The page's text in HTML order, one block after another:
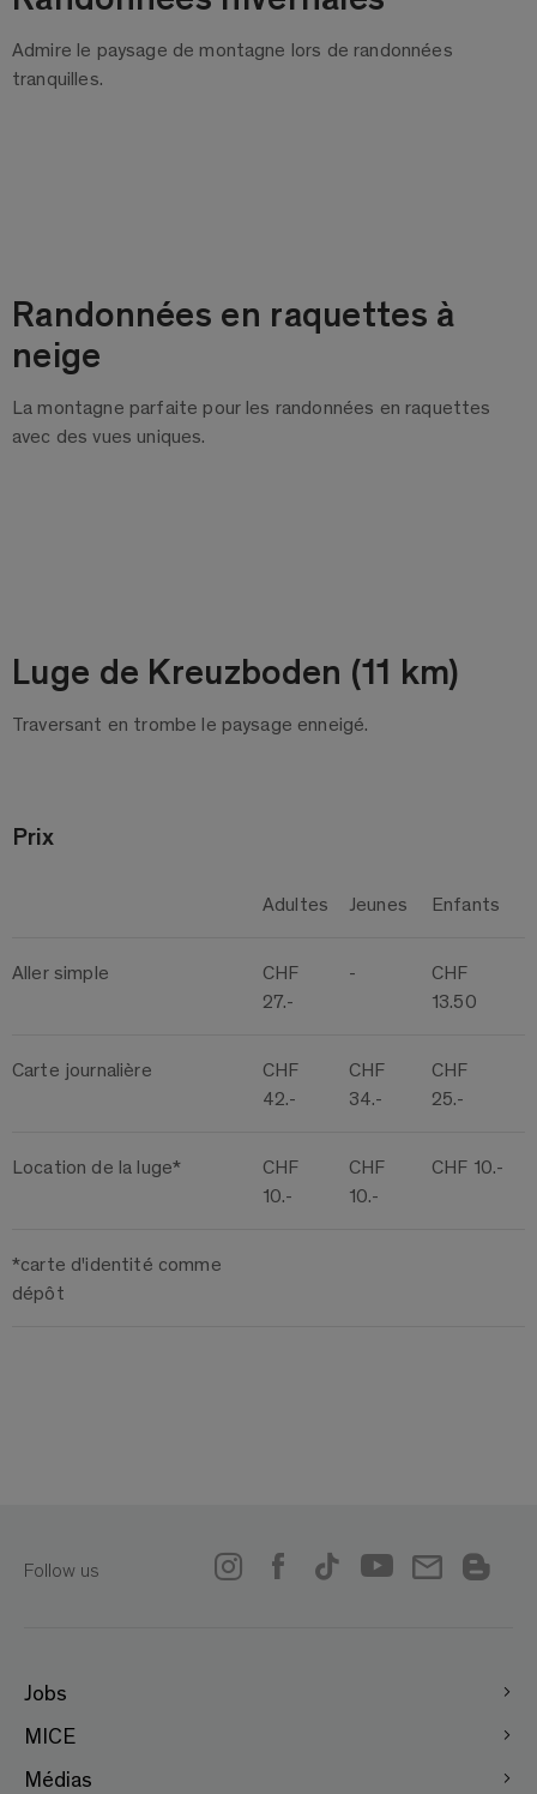
Admire le paysage de montagne lors de randonnées
tranquilles.
Randonnées en raquettes à
neige
La montagne parfaite pour les randonnées en raquettes
avec des vues uniques.
Luge de Kreuzboden (11 km)
Traversant en trombe le paysage enneigé.
Prix
Adultes Jeunes Enfants
Aller simple
CHF
27.-
-
CHF
13.50
Carte journalière
CHF
42.-
CHF
34.-
CHF
25.-
Location de la luge*
CHF
10.-
CHF
10.-
CHF 10.-
*carte d'identité comme
dépôt
Follow us
Jobs
MICE
Médias